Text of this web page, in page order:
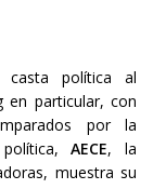
casta política al
en particular, con
por la
política,AECE, la
muestra su